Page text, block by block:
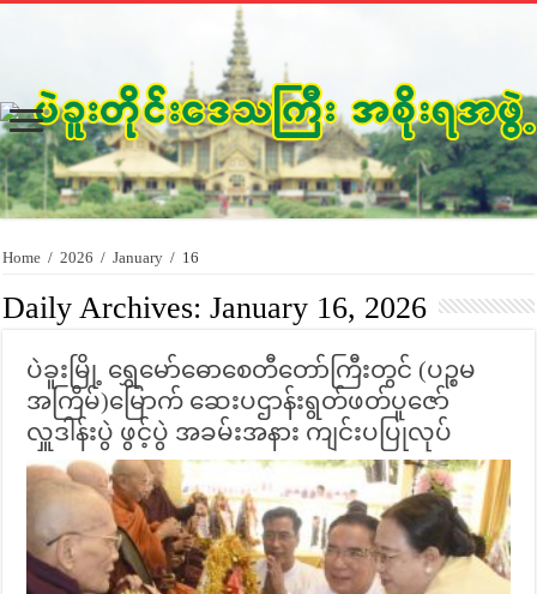
Home / 2026 / January / 16
Daily Archives:January 16, 2026
ပဲခူးမြို့ ရွှေမော်ဓောစေတီတော်ကြီးတွင် (ပဉ္စမ
အကြိမ်)မြောက် ဆေးပဌာန်းရွတ်ဖတ်ပူဇော်
လှူဒါန်းပွဲ ဖွင့်ပွဲ အခမ်းအနား ကျင်းပပြုလုပ်